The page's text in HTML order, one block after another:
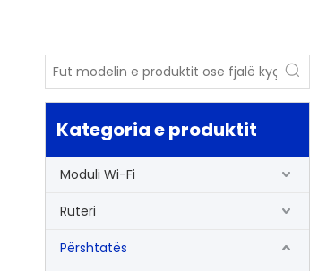
Kategoria e produktit
Moduli Wi-Fi
Ruteri
Përshtatës